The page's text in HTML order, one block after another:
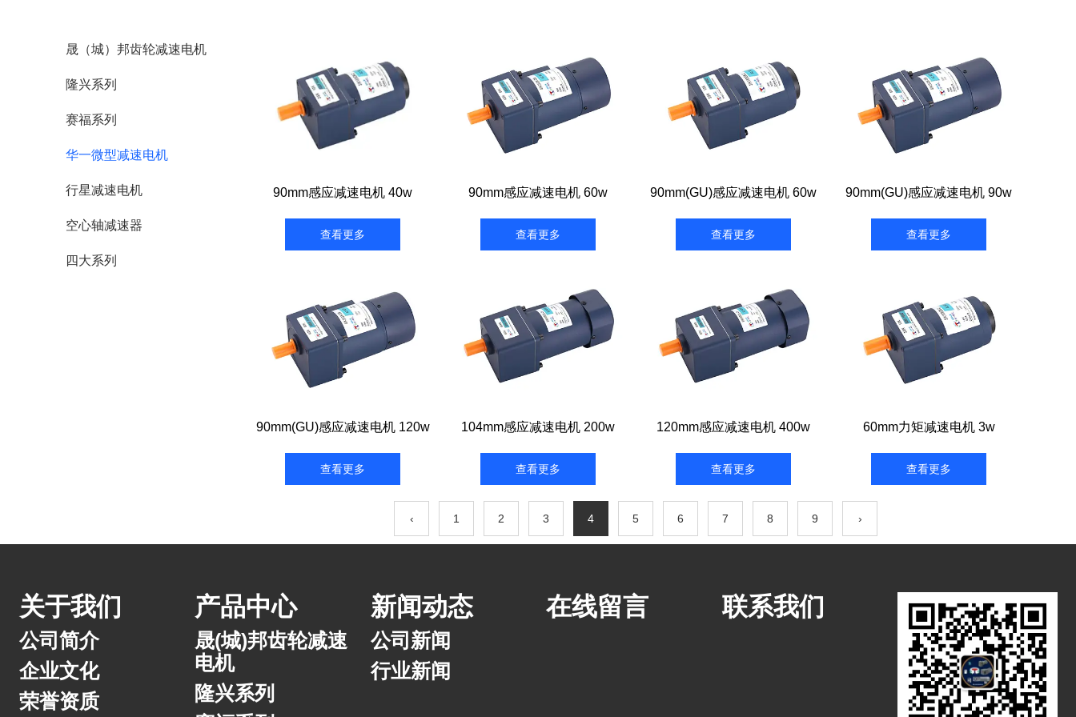
晟（城）邦齿轮减速电机
隆兴系列
赛福系列
华一微型减速电机
行星减速电机
空心轴减速器
四大系列
90mm感应减速电机 40w
查看更多
90mm感应减速电机 60w
查看更多
90mm(GU)感应减速电机 60w
查看更多
90mm(GU)感应减速电机 90w
查看更多
90mm(GU)感应减速电机 120w
查看更多
104mm感应减速电机 200w
查看更多
120mm感应减速电机 400w
查看更多
60mm力矩减速电机 3w
查看更多
‹ 1 2 3 4 5 6 7 8 9 ›
关于我们
公司简介
企业文化
荣誉资质
产品中心
晟(城)邦齿轮减速
电机
隆兴系列
新闻动态
公司新闻
行业新闻
在线留言 联系我们